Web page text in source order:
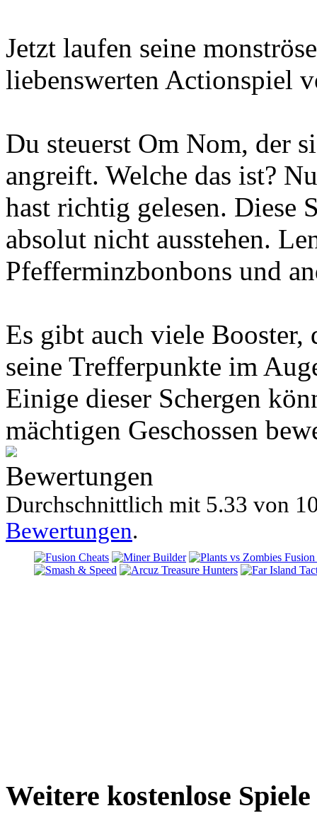
Jetzt laufen seine
liebenswerten Actionspiel
Du steuerst Om Nom, der
angreift. Welche das ist?
hast richtig gelesen. Diese
absolut nicht ausstehen.
Pfefferminzbonbons und
Es gibt auch viele Booster,
seine Trefferpunkte im
Einige dieser Schergen
mächtigen Geschossen
Bewertungen
Durchschnittlich mit 5.33 von
Bewertungen.
Weitere kostenlose